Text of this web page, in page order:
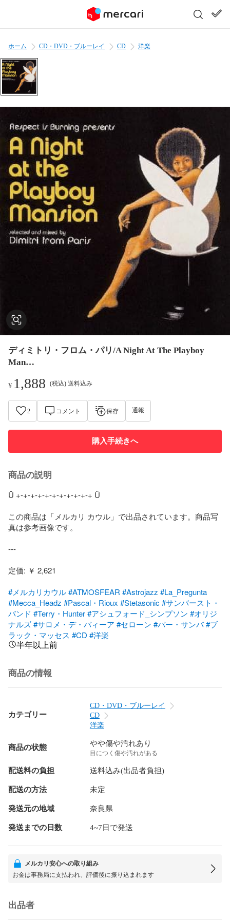
ホーム CD・DVD・ブルーレイ CD 洋楽
ディミトリ・フロム・パリ/A Night At The Playboy
Man…
¥ 1,888 (税込) 送料込み
2 コメント 保存 通報
購入手続きへ
商品の説明
Ü +-+-+-+-+-+-+-+-+-+-+ Ü
この商品は「メルカリ カウル」で出品されています。商品写
真は参考画像です。
---
定価: ￥ 2,621
#メルカリカウル#ATMOSFEAR #Astrojazz #La_Pregunta
#Mecca_Headz #Pascal・Rioux #Stetasonic #サンバースト・
バンド #Terry・Hunter#アシュフォード_シンプソン #オリジ
ナルズ#サロメ・デ・バィーア #セローン #バー・サンバ#ブ
ラック・マッセス #CD #洋楽
半年以上前
商品の情報
カテゴリー
CD・DVD・ブルーレイ
CD
洋楽
商品の状態 やや傷や汚れあり
目につく傷や汚れがある
配送料の負担 送料込み(出品者負担)
配送の方法 未定
発送元の地域 奈良県
発送までの日数 4~7日で発送
メルカリ安心への取り組み
お金は事務局に支払われ、評価後に振り込まれます
出品者